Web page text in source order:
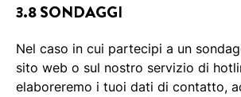
3.8 SONDAGGI
Nel caso in cui partecipi a un
sito web o sul nostro servizio di
elaboreremo i tuoi dati di contatto,